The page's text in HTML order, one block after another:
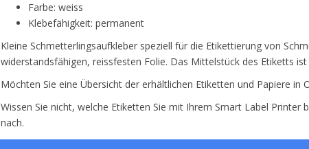
Farbe: weiss
Klebefähigkeit: permanent
Kleine Schmetterlingsaufkleber speziell für die Etikettierung von
widerstandsfähigen, reissfesten Folie. Das Mittelstück des Etiketts ist
Möchten Sie eine Übersicht der erhältlichen Etiketten und Papiere in
Wissen Sie nicht, welche Etiketten Sie mit Ihrem Smart Label Printer
nach.